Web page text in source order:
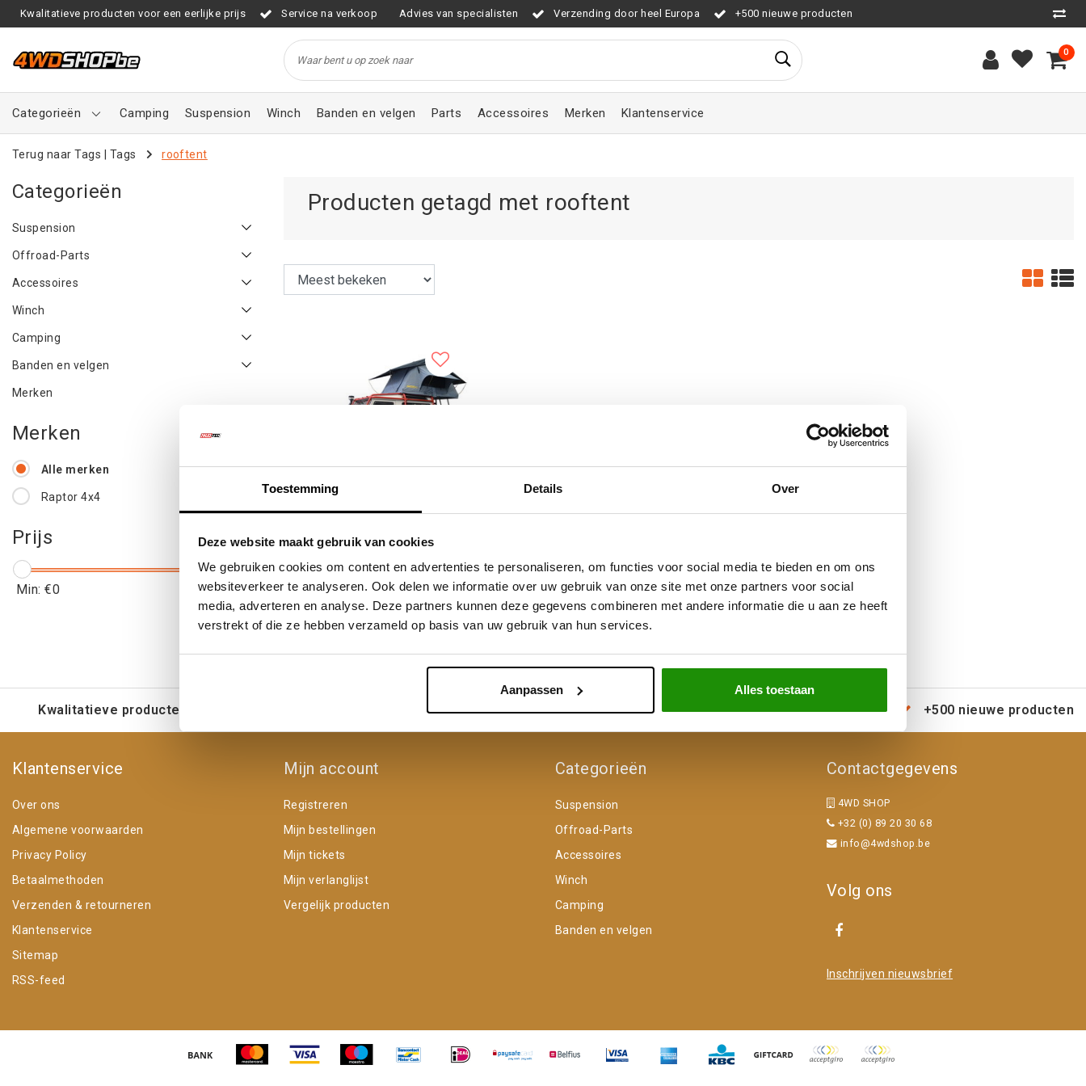
Toestemming Details Over
Deze website maakt gebruik van cookies
We gebruiken cookies om content en advertenties te personaliseren, om functies voor social media te bieden en om ons
websiteverkeer te analyseren. Ook delen we informatie over uw gebruik van onze site met onze partners voor social
media, adverteren en analyse. Deze partners kunnen deze gegevens combineren met andere informatie die u aan ze heeft
verstrekt of die ze hebben verzameld op basis van uw gebruik van hun services.
Aanpassen Alles toestaan
Kwalitatieve producten voor een eerlijke prijs Service na verkoop Advies van specialisten Verzending door heel Europa +500 nieuwe producten
0
Categorieën Camping Suspension Winch Banden en velgen Parts Accessoires Merken Klantenservice
Terug naar Tags Tags rooftent
Categorieën
Suspension
Offroad-Parts
Accessoires
Winch
Camping
Banden en velgen
Merken
Merken
Alle merken
Raptor 4x4
Prijs
Min: €0 Max: €1500
Producten getagd met rooftent
RAPTOR 4X4 DAKTENT
€1.222,31 Excl. btw
€1.479,00 Incl. btw
Kwalitatieve producten voor een eerlijke prijs Service na verkoop Advies van specialisten Verzending door heel Europa +500 nieuwe producten
Klantenservice
Over ons
Algemene voorwaarden
Privacy Policy
Betaalmethoden
Verzenden & retourneren
Klantenservice
Sitemap
RSS-feed
Mijn account
Registreren
Mijn bestellingen
Mijn tickets
Mijn verlanglijst
Vergelijk producten
Categorieën
Suspension
Offroad-Parts
Accessoires
Winch
Camping
Banden en velgen
Contactgegevens
4WD SHOP
+32 (0) 89 20 30 68
info@4wdshop.be
Volg ons
Inschrijven nieuwsbrief